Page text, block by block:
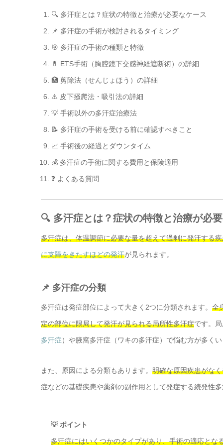
🔍 多汗症とは？症状の特徴と治療が必要なケース
📌 多汗症の手術が検討されるタイミング
🎯 多汗症の手術の種類と特徴
💊 ETS手術（胸腔鏡下交感神経遮断術）の詳細
🏥 剪除法（せんじょほう）の詳細
⚠️ 皮下掻爬法・吸引法の詳細
💡 手術以外の多汗症治療法
📝 多汗症の手術を受ける前に確認すべきこと
📈 手術後の経過とダウンタイム
💰 多汗症の手術に関する費用と保険適用
❓ よくある質問
🔍 多汗症とは？症状の特徴と治療が必
多汗症は、体温調節に必要な量を超えて過剰に発汗する
に支障をきたすほどの発汗が見られます。
📌 多汗症の分類
多汗症は発症部位によって大きく2つに分類されます。 全
定の部位に限局して発汗が見られる局所性多汗症です。
多汗症）や腋窩多汗症（ワキの多汗症）で悩む方が多く
また、原因による分類もあります。 明確な原因疾患がな
症などの基礎疾患や薬剤の副作用として発症する続発性
💡 ポイント
多汗症にはいくつかのタイプがあり、手術の適応と